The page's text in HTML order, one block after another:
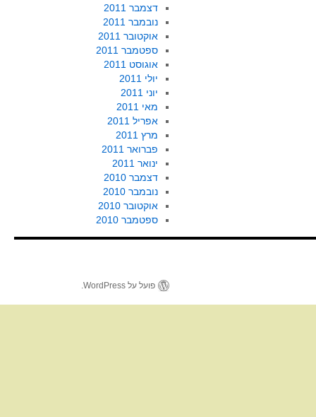
דצמבר 2011
נובמבר 2011
אוקטובר 2011
ספטמבר 2011
אוגוסט 2011
יולי 2011
יוני 2011
מאי 2011
אפריל 2011
מרץ 2011
פברואר 2011
ינואר 2011
דצמבר 2010
נובמבר 2010
אוקטובר 2010
ספטמבר 2010
פועל על WordPress.